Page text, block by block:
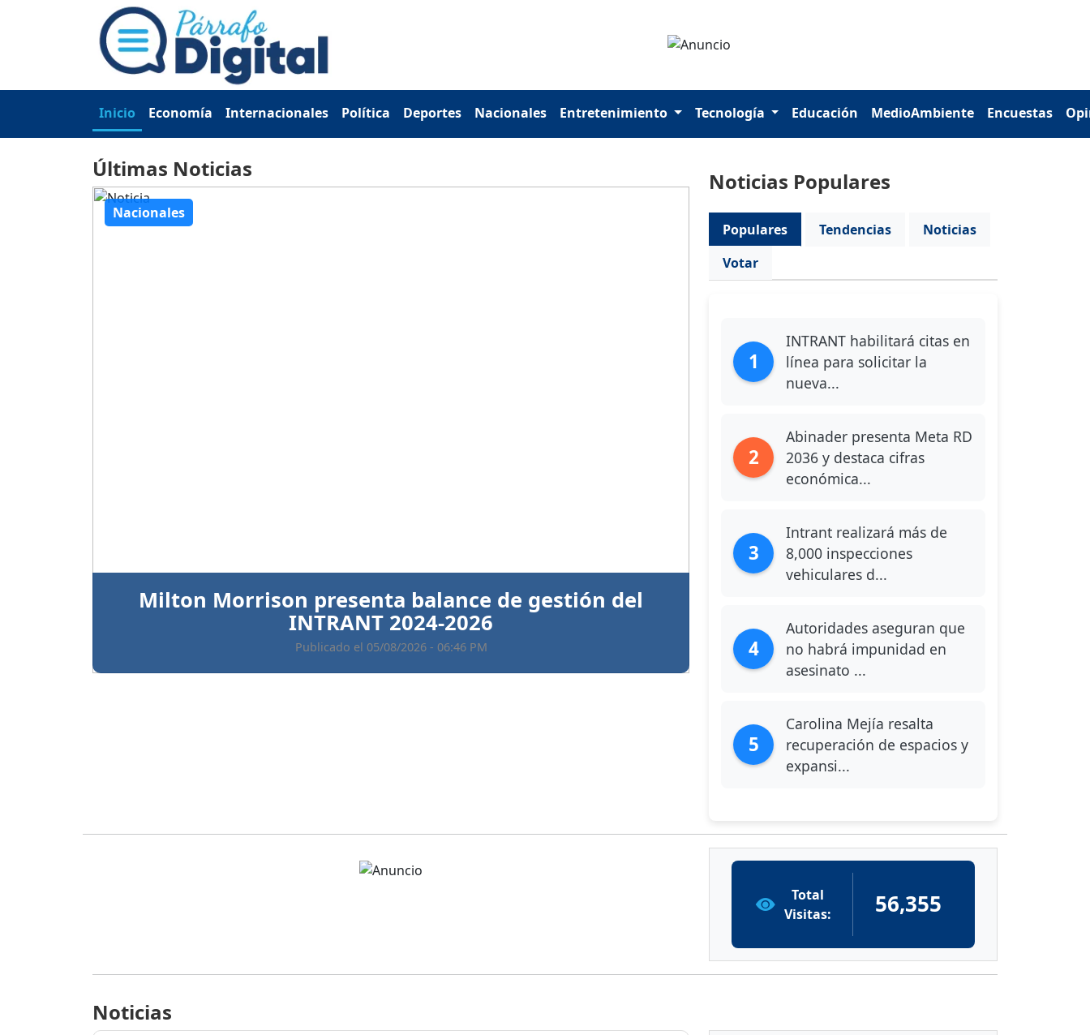
Inicio Economía Internacionales Política Deportes Nacionales Entretenimiento Tecnología Educación MedioAmbiente Encuestas
Últimas Noticias
Nacionales
Ratifican prisión preventiva a Santiago Hazim y otros
implicados en el caso Senasa
Publicado el 05/08/2026 - 06:35 PM
Noticias Populares
Populares Tendencias
Noticias
Votar
1
INTRANT habilitará citas en
línea para solicitar la
nueva...
2
Abinader presenta Meta RD
2036 y destaca cifras
económica...
3
Intrant realizará más de
8,000 inspecciones
vehiculares d...
4
Autoridades aseguran que
no habrá impunidad en
asesinato ...
5
Carolina Mejía resalta
recuperación de espacios y
expansi...
Total
Visitas:
56,355
Noticias